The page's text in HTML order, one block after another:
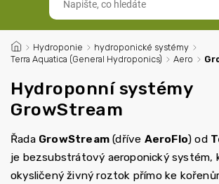
/ Hydroponie / hydroponické systémy /
Terra Aquatica (General Hydroponics) / Aero /
Hydroponní systémy
GrowStream
Řada GrowStream (dříve AeroFlo) od
je bezsubstrátový aeroponický systém,
okysličený živný roztok přímo ke